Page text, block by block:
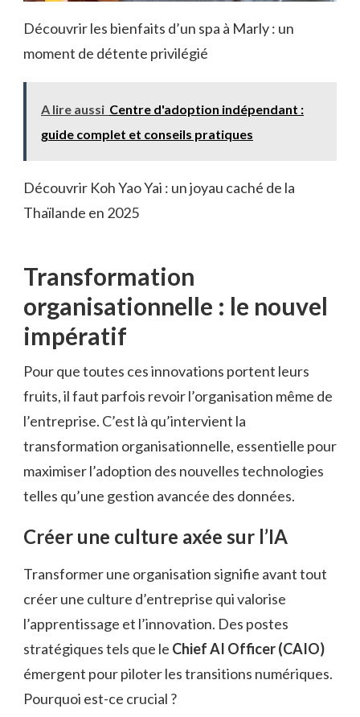
Découvrir les bienfaits d’un spa à Marly : un
moment de détente privilégié
A lire aussi Centre d'adoption indépendant :
guide complet et conseils pratiques
Découvrir Koh Yao Yai : un joyau caché de la
Thaïlande en 2025
Transformation
organisationnelle : le nouvel
impératif
Pour que toutes ces innovations portent leurs
fruits, il faut parfois revoir l’organisation même de
l’entreprise. C’est là qu’intervient la
transformation organisationnelle, essentielle pour
maximiser l’adoption des nouvelles technologies
telles qu’une gestion avancée des données.
Créer une culture axée sur l’IA
Transformer une organisation signifie avant tout
créer une culture d’entreprise qui valorise
l’apprentissage et l’innovation. Des postes
stratégiques tels que le Chief AI Officer (CAIO)
émergent pour piloter les transitions numériques.
Pourquoi est-ce crucial ?